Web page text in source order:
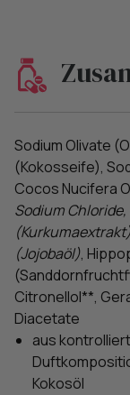
Sodium Olivate
(Kokosseife),
Cocos Nucifera
Sodium
(Jojobaöl),
Citronellol**,
Diacetate
aus
Kokosöl